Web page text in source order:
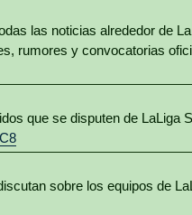
las noticias alrededor de
rumores y convocatorias
que se disputen de LaLiga
sobre los equipos de